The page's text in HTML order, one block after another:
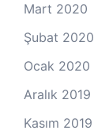
Mart 2020
Şubat 2020
Ocak 2020
Aralık 2019
Kasım 2019